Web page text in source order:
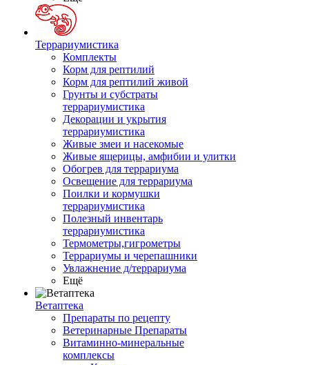
Террариумистика
Комплекты
Корм для рептилий
Корм для рептилий живой
Грунты и субстраты
террариумистика
Декорации и укрытия
террариумистика
Живые змеи и насекомые
Живые ящерицы, амфибии и улитки
Обогрев для террариума
Освещение для террариума
Поилки и кормушки
террариумистика
Полезный инвентарь
террариумистика
Термометры,гигрометры
Террариумы и черепашники
Увлажнение д/террариума
Ещё
Ветаптека
Препараты по рецепту
Ветеринарные Препараты
Витаминно-минеральные
комплексы